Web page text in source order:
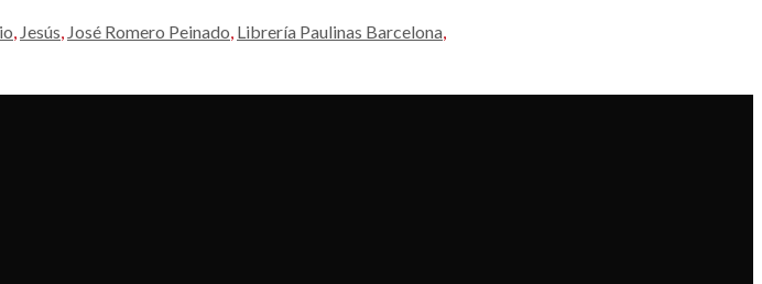
, Jesús, José Romero Peinado, Librería Paulinas Barcelona,